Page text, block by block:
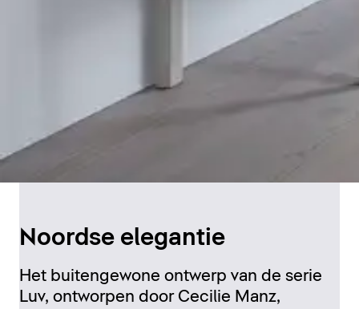
Noordse elegantie
Het buitengewone ontwerp van de serie
Luv, ontworpen door Cecilie Manz,